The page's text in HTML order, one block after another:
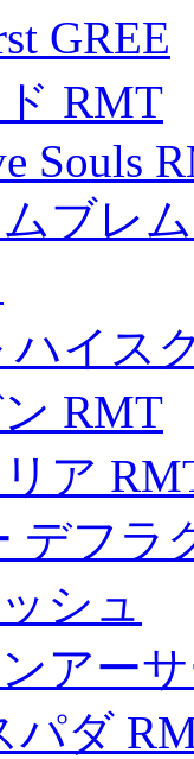
GREE
RMT
Souls
ブレ
イス
RMT
ア
デフラ
シュ
アー
パダ